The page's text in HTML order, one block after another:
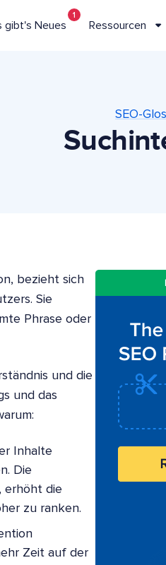
gibt's Neues
1
Ressourcen
SEO-
bezieht sich
Sie
Phrase oder
und die
und das
Inhalte
Die
erhöht die
zu ranken.
Zeit auf der